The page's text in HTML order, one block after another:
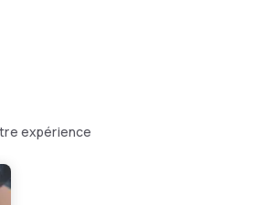
expérience